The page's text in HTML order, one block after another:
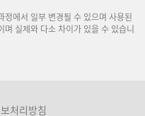
에서 일부 변경될 수 있으며 사용된
실제와 다소 차이가 있을 수 있습니
처리방침